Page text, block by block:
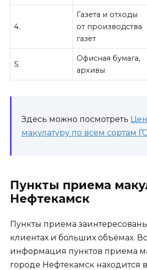
4.
Газета и отходы
от производства
газет
5.
Офисная бумага,
архивы
Здесь можно посмотреть
макулатуру по всем сортам
Пункты приема
Нефтекамск
Пункты приема
клиентах и больших объёмах.
информация пунктов приема
городе Нефтекамск находится